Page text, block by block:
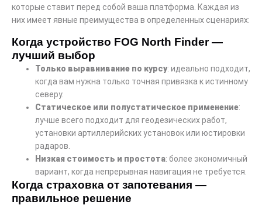
которые ставит перед собой ваша платформа. Каждая из
них имеет явные преимущества в определенных сценариях:
Когда устройство FOG North Finder —
лучший выбор
Только выравнивание по курсу: идеально подходит,
когда вам нужна только точная привязка к истинному
северу.
Статическое или полустатическое применение:
лучше всего подходит для геодезических работ,
установки артиллерийских установок или юстировки
радаров.
Низкая стоимость и простота: более экономичный
вариант, когда непрерывная навигация не требуется.
Когда страховка от запотевания —
правильное решение